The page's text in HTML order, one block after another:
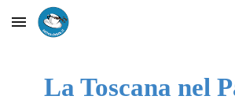
Skip to main content
La Toscana nel